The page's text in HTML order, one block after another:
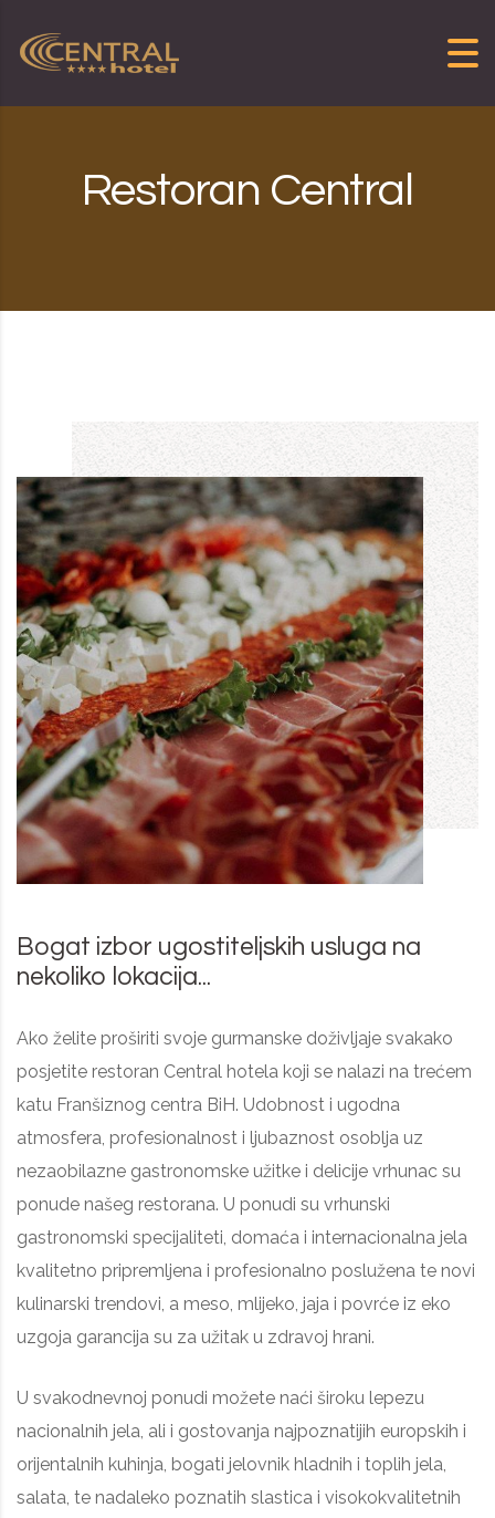
Restoran Central
Bogat izbor ugostiteljskih usluga na
nekoliko lokacija...
Ako želite proširiti svoje gurmanske doživljaje svakako
posjetite restoran Central hotela koji se nalazi na trećem
katu Franšiznog centra BiH. Udobnost i ugodna
atmosfera, profesionalnost i ljubaznost osoblja uz
nezaobilazne gastronomske užitke i delicije vrhunac su
ponude našeg restorana. U ponudi su vrhunski
gastronomski specijaliteti, domaća i internacionalna jela
kvalitetno pripremljena i profesionalno poslužena te novi
kulinarski trendovi, a meso, mlijeko, jaja i povrće iz eko
uzgoja garancija su za užitak u zdravoj hrani.
U svakodnevnoj ponudi možete naći široku lepezu
nacionalnih jela, ali i gostovanja najpoznatijih europskih i
orijentalnih kuhinja, bogati jelovnik hladnih i toplih jela,
salata, te nadaleko poznatih slastica i visokokvalitetnih